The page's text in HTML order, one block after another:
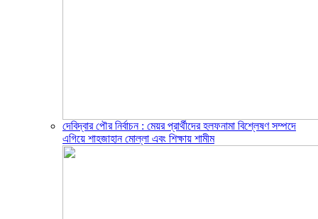
দেবিদ্বার পৌর নির্বাচন : মেয়র প্রার্থীদের হলফনামা বিশ্লেষণ সম্পদে
এগিয়ে শাহজাহান মোল্লা এবং শিক্ষায় শামীম